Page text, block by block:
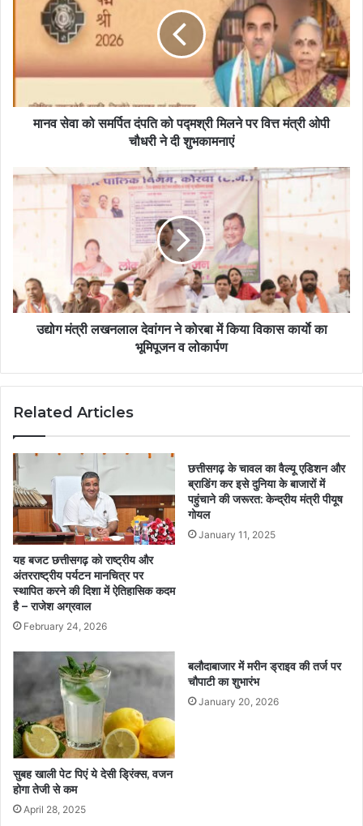
मानव सेवा को समर्पित दंपति को पद्मश्री मिलने पर वित्त मंत्री ओपी
चौधरी ने दी शुभकामनाएं
उद्योग मंत्री लखनलाल देवांगन ने कोरबा में किया विकास कार्याे का
भूमिपूजन व लोकार्पण
Related Articles
यह बजट छत्तीसगढ़ को राष्ट्रीय और
अंतरराष्ट्रीय पर्यटन मानचित्र पर
स्थापित करने की दिशा में ऐतिहासिक कदम
है – राजेश अग्रवाल
February 24, 2026
छत्तीसगढ़ के चावल का वैल्यू एडिशन और
ब्राडिंग कर इसे दुनिया के बाजारों में
पहुंचाने की जरूरत: केन्द्रीय मंत्री पीयूष
गोयल
January 11, 2025
सुबह खाली पेट पिएं ये देसी ड्रिंक्स, वजन
होगा तेजी से कम
April 28, 2025
बलौदाबाजार में मरीन ड्राइव की तर्ज पर
चौपाटी का शुभारंभ
January 20, 2026